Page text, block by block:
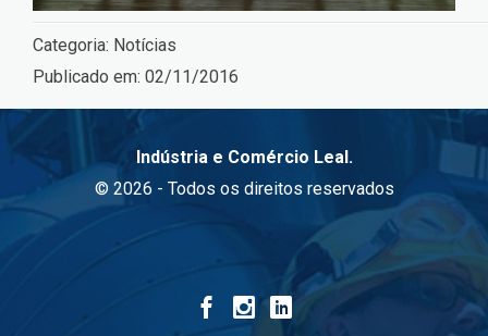
Categoria: Notícias
Publicado em: 02/11/2016
Indústria e Comércio Leal.
© 2026 - Todos os direitos reservados